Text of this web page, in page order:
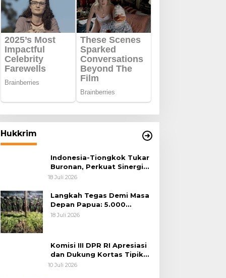
Hukkrim
Indonesia-Tiongkok Tukar
Buronan, Perkuat Sinergi
Penegakan Hukum Lintas
18 Juli 2026
Langkah Tegas Demi Masa
Depan Papua: 5.000
Batang Ganja Berhasil
18 Juli 2026
Komisi III DPR RI Apresiasi
dan Dukung Kortas Tipikor
Polri Usut Dugaan Korupsi
10 Juli 2026